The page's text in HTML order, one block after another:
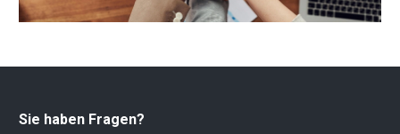
Sie haben Fragen?